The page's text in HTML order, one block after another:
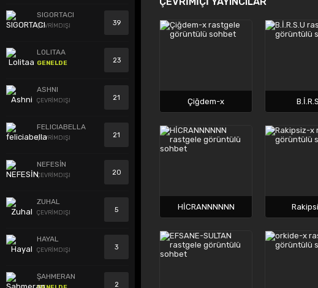
SIGORTACI
ÇEVRİMDIŞI 39
LOLITAA
GENELDE 23
ASHNI
ÇEVRİMDIŞI 21
FELICIABELLA
ÇEVRİMDIŞI 21
NEFESİN
ÇEVRİMDIŞI 20
ZUHAL
ÇEVRİMDIŞI 5
HAYAL
ÇEVRİMDIŞI 3
ŞAHMERAN
2
Çiğdem-x
HİCRANNNNNN